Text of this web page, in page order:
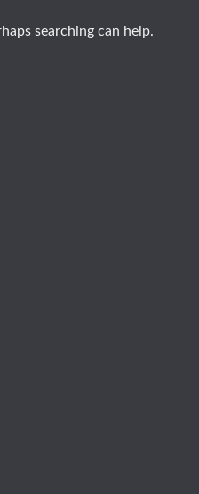
searching can help.